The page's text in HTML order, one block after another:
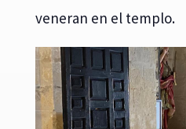
veneran en el templo.